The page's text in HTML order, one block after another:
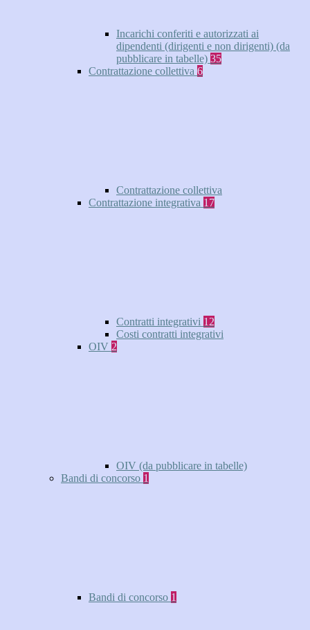
Incarichi conferiti e autorizzati ai
dipendenti (dirigenti e non dirigenti) (da
pubblicare in tabelle) 35
Contrattazione collettiva 6
Contrattazione collettiva
Contrattazione integrativa 17
Contratti integrativi 12
Costi contratti integrativi
OIV 2
OIV (da pubblicare in tabelle)
Bandi di concorso 1
Bandi di concorso 1